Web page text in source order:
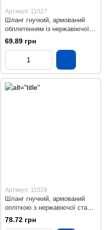
Артикул: 11027
Шланг гнучкий, армований
обплетенням із нержавіючої
сталі (ВВ), L = 500 мм
69.89 грн
Артикул: 11029
Шланг гнучкий, армований
опліткою з нержавіючої сталі
(ВВ), L = 700 мм
78.72 грн